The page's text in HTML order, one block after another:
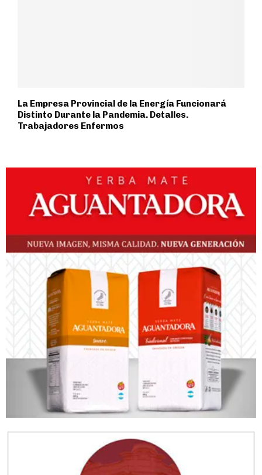
La Empresa Provincial de la Energía Funcionará
Distinto Durante la Pandemia. Detalles.
Trabajadores Enfermos